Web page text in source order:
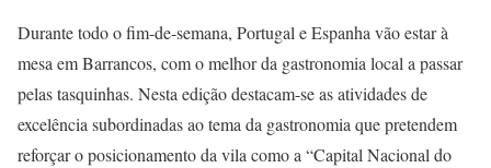
Durante todo o fim-de-semana, Portugal e Espanha vão estar à
mesa em Barrancos, com o melhor da gastronomia local a passar
pelas tasquinhas. Nesta edição destacam-se as atividades de
excelência subordinadas ao tema da gastronomia que pretendem
reforçar o posicionamento da vila como a “Capital Nacional do